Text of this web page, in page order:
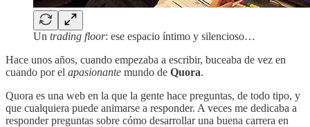
Un trading floor: ese espacio íntimo y silencioso…
Hace unos años, cuando empezaba a escribir, buceaba de vez en
cuando por el apasionante mundo de Quora.
Quora es una web en la que la gente hace preguntas, de todo tipo, y
que cualquiera puede animarse a responder. A veces me dedicaba a
responder preguntas sobre cómo desarrollar una buena carrera en